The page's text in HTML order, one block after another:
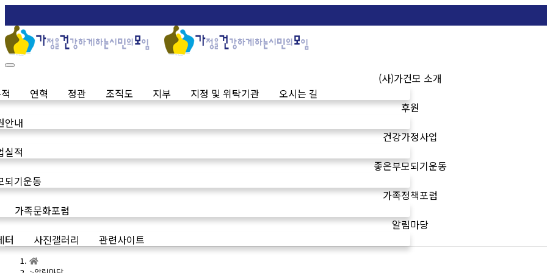
(사)가건모 소개
연혁 정관 조직도 지부 지정 및 위탁기관
오시는 길
후원
안내
건강가정사업
실적
좋은부모되기운동
되기운동
가족정책포럼
가족문화포럼
알림마당
터
사진갤러리 관련사이트